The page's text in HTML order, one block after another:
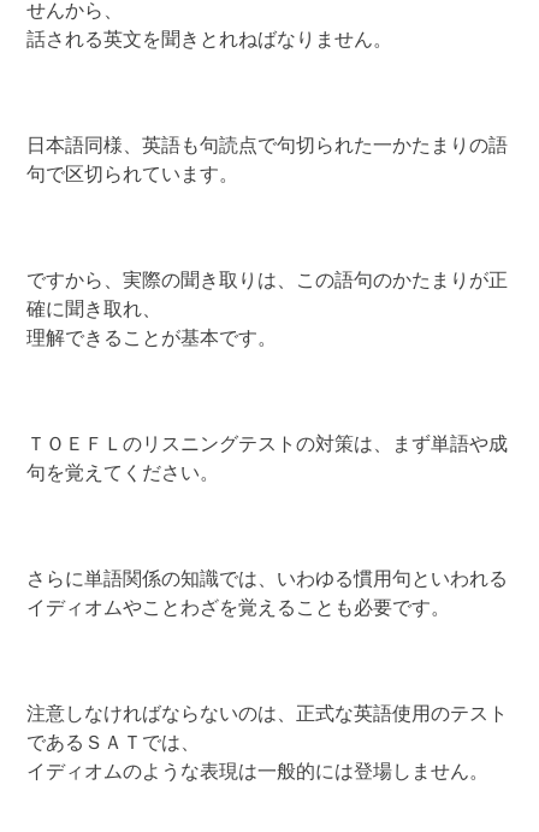
せんから、
話される英文を聞きとれねばなりません。
日本語同様、英語も句読点で句切られた一かたまりの語
句で区切られています。
ですから、実際の聞き取りは、この語句のかたまりが正
確に聞き取れ、
理解できることが基本です。
ＴＯＥＦＬのリスニングテストの対策は、まず単語や成
句を覚えてください。
さらに単語関係の知識では、いわゆる慣用句といわれる
イディオムやことわざを覚えることも必要です。
注意しなければならないのは、正式な英語使用のテスト
であるＳＡＴでは、
イディオムのような表現は一般的には登場しません。